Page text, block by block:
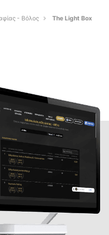
- Βόλος
The Light Box